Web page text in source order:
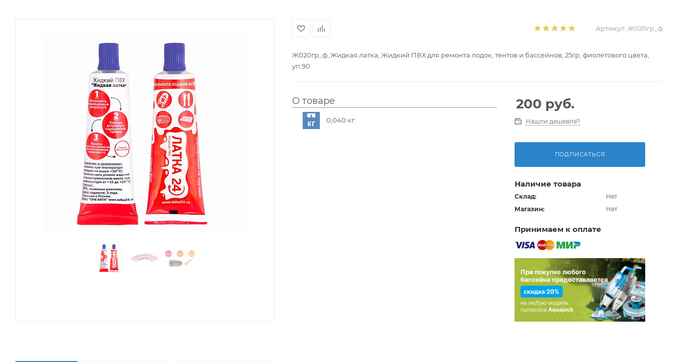
Артикул: Ж020гр_ф
Ж020гр_ф, Жидкая латка, Жидкий ПВХ для ремонта лодок, тентов и бассейнов, 25гр, фиолетового цвета,
уп.90
О товаре
0,040 кг.
200 руб.
Нашли дешевле?
ПОДПИСАТЬСЯ
Наличие товара
Склад:
Нет
Магазин:
Нет
Принимаем к оплате